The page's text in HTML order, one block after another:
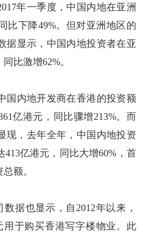
年一季度，中国内地在亚洲
比下降49%。但对亚洲地区的
据显示，中国内地投资者在亚
比激增62%。
内地开发商在香港的投资额
亿港元，同比骤增213%。而
现，去年全年，中国内地投资
亿港元，同比大增60%，首
额。
据也显示，自2012年以来，
用于购买香港写字楼物业。此